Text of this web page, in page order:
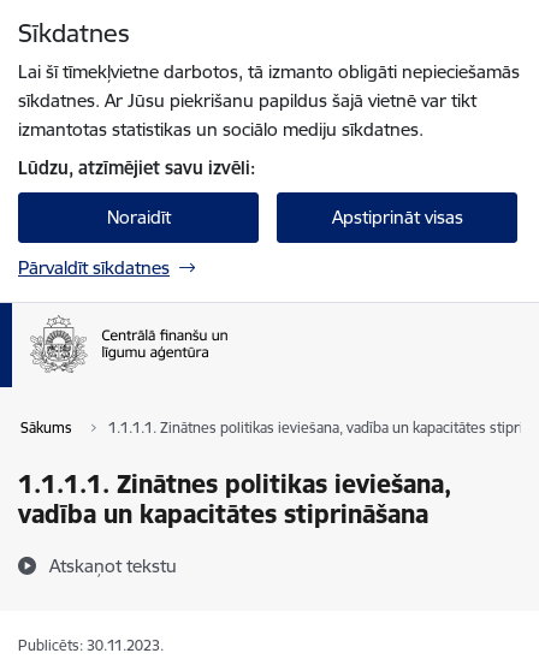
Sīkdatnes
Lai šī tīmekļvietne darbotos, tā izmanto obligāti nepieciešamās
sīkdatnes. Ar Jūsu piekrišanu papildus šajā vietnē var tikt
izmantotas statistikas un sociālo mediju sīkdatnes.
Lūdzu, atzīmējiet savu izvēli:
Noraidīt Apstiprināt visas
Pārvaldīt sīkdatnes
Sākums 1.1.1.1. Zinātnes politikas ieviešana, vadība un kapacitātes
1.1.1.1. Zinātnes politikas ieviešana,
vadība un kapacitātes stiprināšana
Atskaņot tekstu
Publicēts: 30.11.2023.